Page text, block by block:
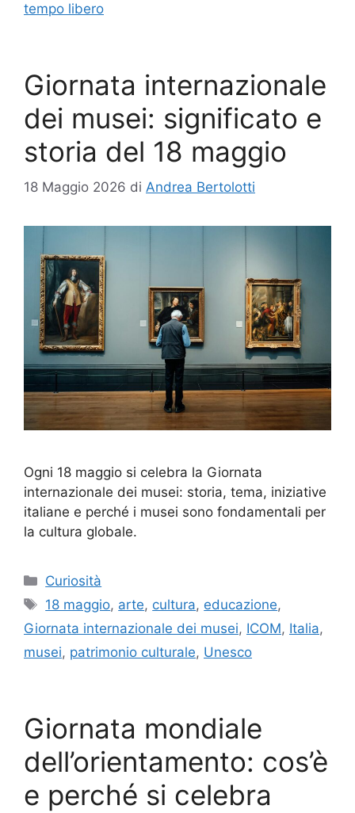
tempo libero
Giornata internazionale
dei musei: significato e
storia del 18 maggio
18 Maggio 2026 di Andrea Bertolotti
Ogni 18 maggio si celebra la Giornata
internazionale dei musei: storia, tema, iniziative
italiane e perché i musei sono fondamentali per
la cultura globale.
Categorie
Curiosità
Tag
18 maggio, arte, cultura, educazione,
Giornata internazionale dei musei, ICOM, Italia,
musei, patrimonio culturale, Unesco
Giornata mondiale
dell’orientamento: cos’è
e perché si celebra